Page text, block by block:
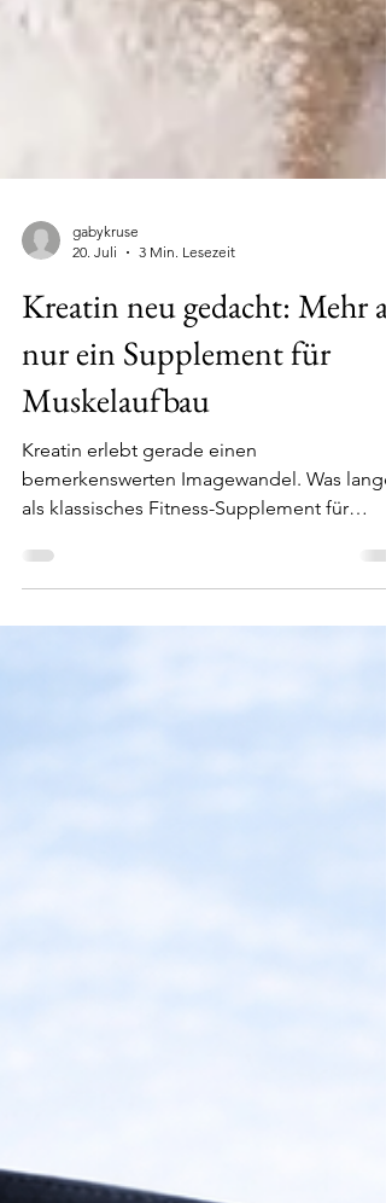
20. Juli
3 Min. Lesezeit
Kreatin neu gedacht: Mehr als
nur ein Supplement für
Muskelaufbau
Kreatin erlebt gerade einen
als klassisches Fitness-Supplement für
Kraftsportler galt, entwickelt sich